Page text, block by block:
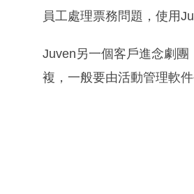
員工處理票務問題，使用
Juven另一個客戶進念劇
複，一般要由活動管理軟